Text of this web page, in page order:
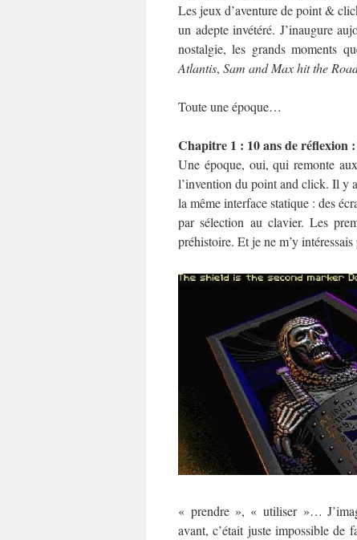
Les jeux d’aventure de point &
un adepte invétéré. J’inaugure
nostalgie, les grands moments
Atlantis, Sam and Max hit the
Toute une époque…
Chapitre 1 : 10 ans de réflexion
Une époque, oui, qui remonte
l’invention du point and click. Il y
la même interface statique : des
par sélection au clavier. Les
préhistoire. Et je ne m’y
« prendre », « utiliser »…
avant, c’était juste impossible de